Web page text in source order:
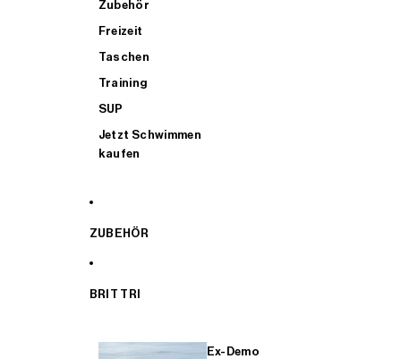
Zubehör
Freizeit
Taschen
Training
SUP
Jetzt Schwimmen
kaufen
ZUBEHÖR
BRIT TRI
Ex-Demo